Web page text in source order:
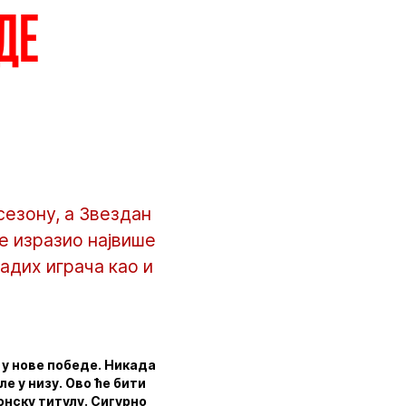
а Звездан
изразио највише
играча као и
нове победе. Никада
у низу. Ово ће бити
титулу. Сигурно